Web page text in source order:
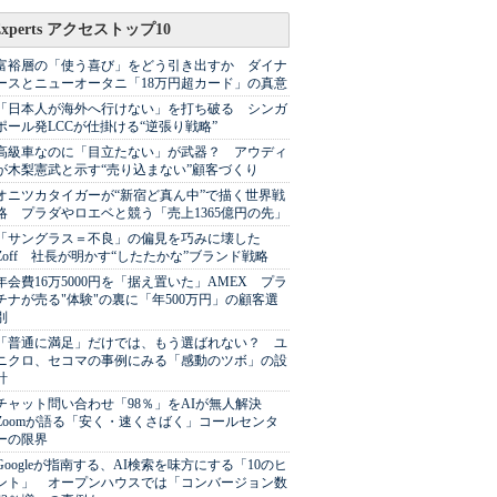
アクセストップ10
裕層の「使う喜び」をどう引き出すか ダイナ
スとニューオータニ「18万円超カード」の真意
日本人が海外へ行けない」を打ち破る シンガ
ール発LCCが仕掛ける“逆張り戦略”
級車なのに「目立たない」が武器？ アウディ
木梨憲武と示す“売り込まない”顧客づくり
ニツカタイガーが“新宿ど真ん中”で描く世界戦
プラダやロエベと競う「売上1365億円の先」
サングラス＝不良」の偏見を巧みに壊した
社長が明かす“したたかな”ブランド戦略
会費16万5000円を「据え置いた」AMEX プラ
ナが売る"体験"の裏に「年500万円」の顧客選
普通に満足」だけでは、もう選ばれない？ ユ
クロ、セコマの事例にみる「感動のツボ」の設
ャット問い合わせ「98％」をAIが無人解決
が語る「安く・速くさばく」コールセンタ
の限界
が指南する、AI検索を味方にする「10のヒ
ト」 オープンハウスでは「コンバージョン数